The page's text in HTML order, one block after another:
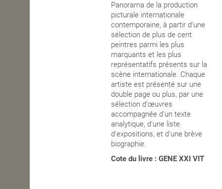
Panorama de la production
picturale internationale
contemporaine, à partir d'une
sélection de plus de cent
peintres parmi les plus
marquants et les plus
représentatifs présents sur la
scène internationale. Chaque
artiste est présenté sur une
double page ou plus, par une
sélectiond’œuvres
accompagnée d'un texte
analytique, d'une liste
d'expositions, et d'une brève
biographie.
Cote du livre : GENE XXI VIT